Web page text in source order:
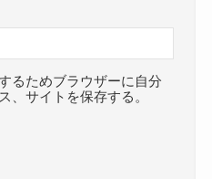
るためブラウザーに自分
、サイトを保存する。